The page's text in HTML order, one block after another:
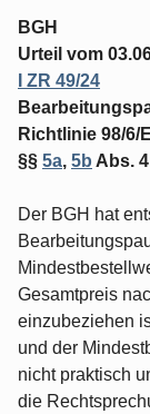
BGH
Urteil vom
I ZR 49/24
Richtlinie 98/6/
§§ 5a, 5b Abs.
Der BGH hat
Gesamtpreis
einzubeziehen
und der
nicht praktisch
die